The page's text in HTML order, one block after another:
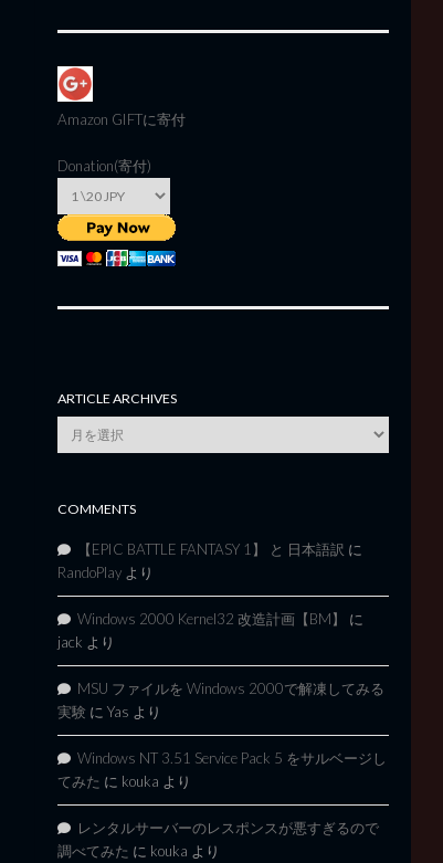
Amazon GIFTに寄付
Donation(寄付)
ARTICLE ARCHIVES
Article
Archives
COMMENTS
【EPIC BATTLE FANTASY 1】 と 日本語訳 に
RandoPlay より
Windows 2000 Kernel32 改造計画【BM】
に
jack より
MSU ファイルを Windows 2000で解凍してみる
実験 に Yas より
Windows NT 3.51 Service Pack 5 をサルベージし
てみた に kouka より
レンタルサーバーのレスポンスが悪すぎるので
調べてみた に kouka より